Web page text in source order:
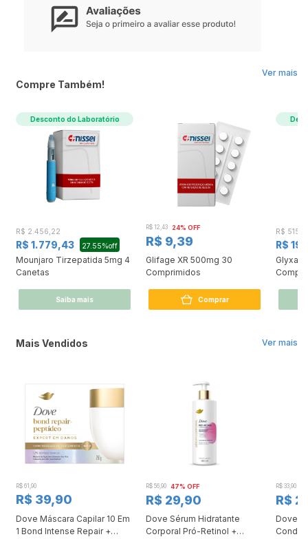
Ver mais
Compre Também!
Desconto do Laboratório
R$ 2.456,22
R$ 1.779,43 27.55%off
Mounjaro Tirzepatida 5mg 4
Canetas
Saiba mais
R$ 12,43 24% OFF
R$ 9,39
Glifage XR 500mg 30
Comprimidos
Comprar
R$
R$
Ver mais
Mais Vendidos
R$ 61,90
R$ 39,90
Dove Máscara Capilar 10 Em
1 Bond Intense Repair +
R$ 56,90 47% OFF
R$ 29,90
Dove Sérum Hidratante
Corporal Pró-Retinol +
R$ 33,90
R$
Dove